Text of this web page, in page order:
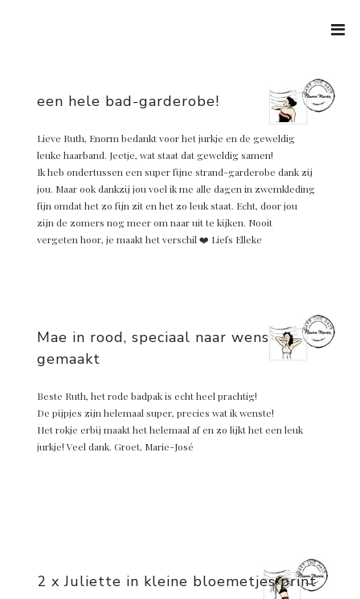
een hele bad-garderobe!
Lieve Ruth, Enorm bedankt voor het jurkje en de geweldig
leuke haarband. Jeetje, wat staat dat geweldig samen!
Ik heb ondertussen een super fijne strand-garderobe dank zij
jou. Maar ook dankzij jou voel ik me alle dagen in zwemkleding
fijn omdat het zo fijn zit en het zo leuk staat. Echt, door jou
zijn de zomers nog meer om naar uit te kijken. Nooit
vergeten hoor, je maakt het verschil ❤️ Liefs Elleke
Mae in rood, speciaal naar wens
gemaakt
Beste Ruth, het rode badpak is echt heel prachtig!
De pijpjes zijn helemaal super, precies wat ik wenste!
Het rokje erbij maakt het helemaal af en zo lijkt het een leuk
jurkje! Veel dank. Groet, Marie-José
2 x Juliette in kleine bloemetjes print